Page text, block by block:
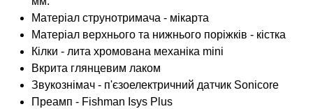
Матеріал струнотримача - мікарта
Матеріал верхнього та нижнього поріжків - кістка
Кілки - лита хромована механіка mini
Вкрита глянцевим лаком
Звукознімач - п'єзоелектричний датчик Sonicore
Преамп - Fishman Isys Plus